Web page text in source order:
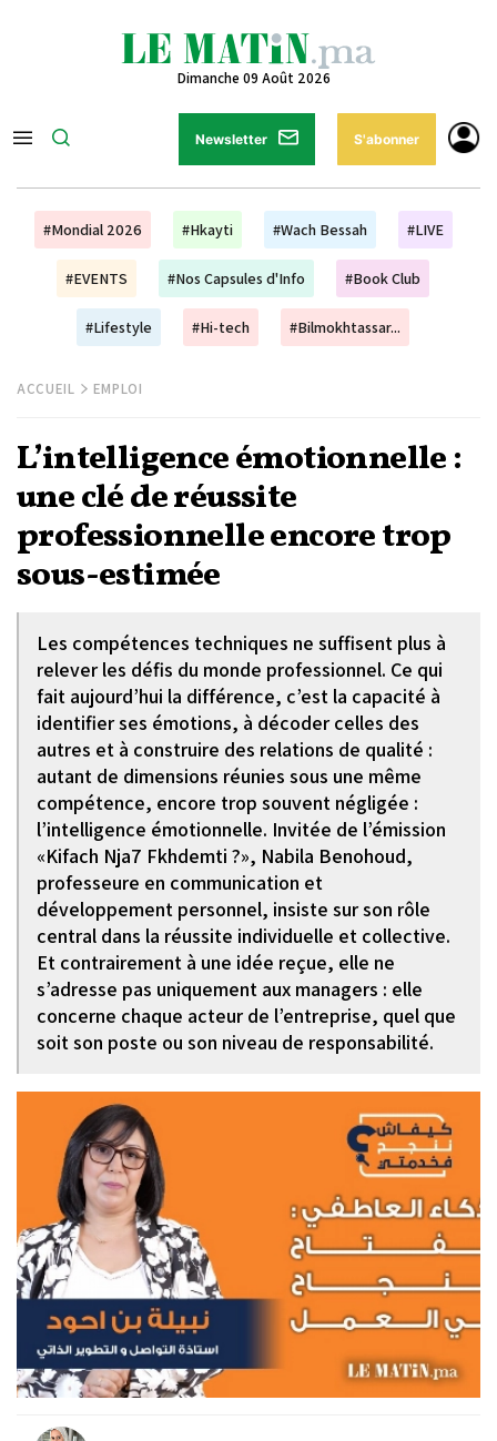
Dimanche 09 Août 2026
Newsletter S'abonner
#Mondial 2026 #Hkayti #Wach Bessah #LIVE
#EVENTS #Nos Capsules d'Info #Book Club
#Lifestyle #Hi-tech #Bilmokhtassar...
ACCUEIL EMPLOI
L’intelligence émotionnelle :
une clé de réussite
professionnelle encore trop
sous-estimée
Les compétences techniques ne suffisent plus à
relever les défis du monde professionnel. Ce qui
fait aujourd’hui la différence, c’est la capacité à
identifier ses émotions, à décoder celles des
autres et à construire des relations de qualité :
autant de dimensions réunies sous une même
compétence, encore trop souvent négligée :
l’intelligence émotionnelle. Invitée de l’émission
«Kifach Nja7 Fkhdemti ?», Nabila Benohoud,
professeure en communication et
développement personnel, insiste sur son rôle
central dans la réussite individuelle et collective.
Et contrairement à une idée reçue, elle ne
s’adresse pas uniquement aux managers : elle
concerne chaque acteur de l’entreprise, quel que
soit son poste ou son niveau de responsabilité.